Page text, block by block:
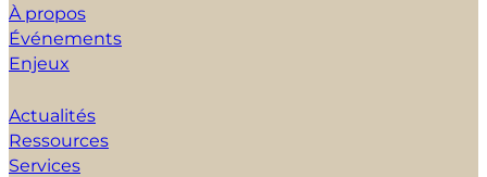
À propos
Événements
Enjeux
Actualités
Ressources
Services